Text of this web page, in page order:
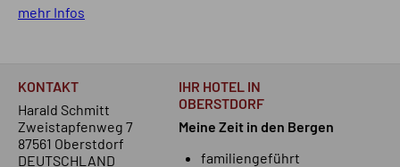
mehr Infos
KONTAKT
Harald Schmitt
Zweistapfenweg 7
87561 Oberstdorf
DEUTSCHLAND
IHR HOTEL IN
OBERSTDORF
Meine Zeit in den Bergen
familiengeführt